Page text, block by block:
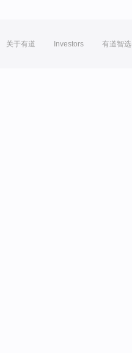
关于有道 Investors 有道智选